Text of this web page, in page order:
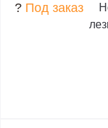
? Под заказ